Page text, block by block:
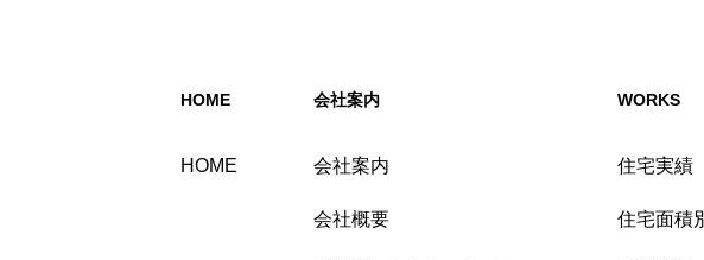
HOME
HOME
会社案内
会社案内
会社概要
WORKS
住宅実績
住宅面積